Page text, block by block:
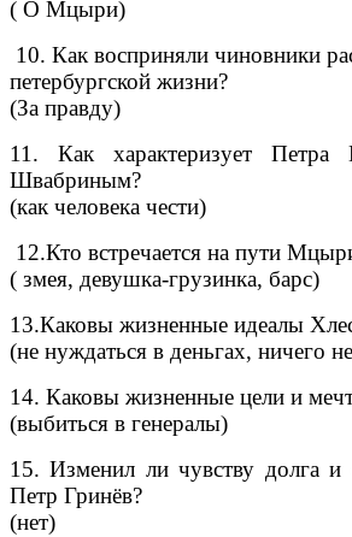
( О Мцыри)
10. Как восприняли чиновники
петербургской жизни?
(За правду)
11. Как характеризует Петра
Швабриным?
(как человека чести)
12.Кто встречается на пути
( змея, девушка-грузинка, барс)
13.Каковы жизненные идеалы
(не нуждаться в деньгах, ничего
14. Каковы жизненные цели и
(выбиться в генералы)
15. Изменил ли чувству долга и
Петр Гринёв?
(нет)